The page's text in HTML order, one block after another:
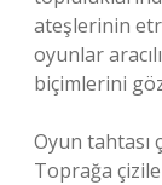
ateşlerinin
oyunlar
biçimlerini
Oyun tahtası
Toprağa